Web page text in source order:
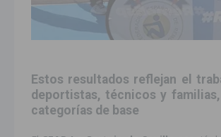
los objetivos de ‘Refluye Mi Río’ y recibirá 3,3
un concierto sinfónico de la Orquesta de Jóvenes
Estos resultados reflejan el
deportistas, técnicos y
categorías de base